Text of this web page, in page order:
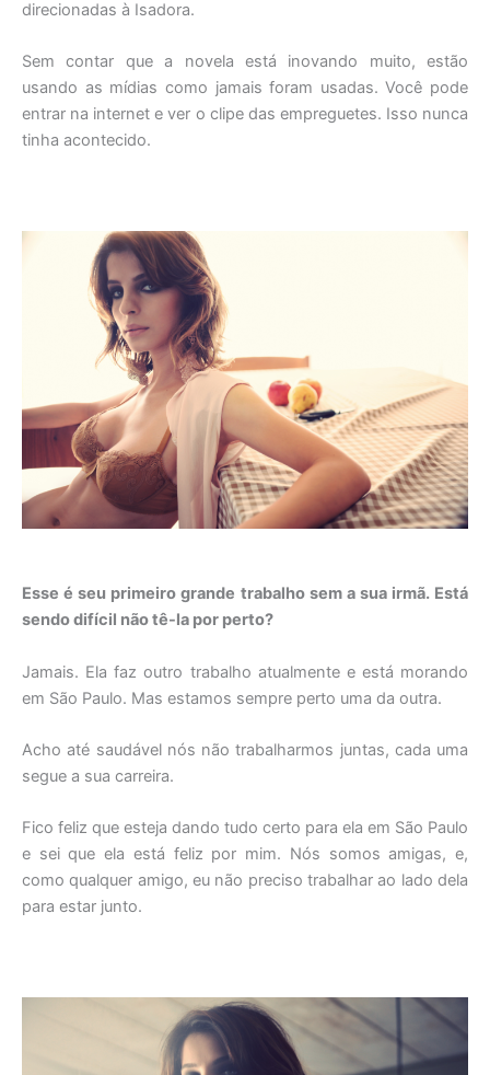
direcionadas à Isadora.
Sem contar que a novela está inovando muito, estão
usando as mídias como jamais foram usadas. Você pode
entrar na internet e ver o clipe das empreguetes. Isso nunca
tinha acontecido.
Esse é seu primeiro grande trabalho sem a sua irmã. Está
sendo difícil não tê-la por perto?
Jamais. Ela faz outro trabalho atualmente e está morando
em São Paulo. Mas estamos sempre perto uma da outra.
Acho até saudável nós não trabalharmos juntas, cada uma
segue a sua carreira.
Fico feliz que esteja dando tudo certo para ela em São Paulo
e sei que ela está feliz por mim. Nós somos amigas, e,
como qualquer amigo, eu não preciso trabalhar ao lado dela
para estar junto.